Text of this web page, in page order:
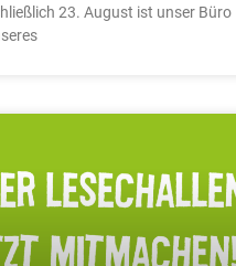
23. August ist unser Büro